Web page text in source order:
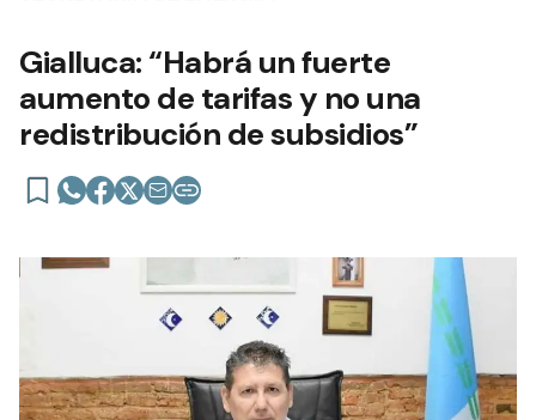
Gialluca: “Habrá un fuerte
aumento de tarifas y no una
redistribución de subsidios”